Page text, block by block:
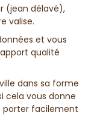
(jean délavé),
valise.
et vous
qualité
dans sa forme
cela vous donne
porter facilement